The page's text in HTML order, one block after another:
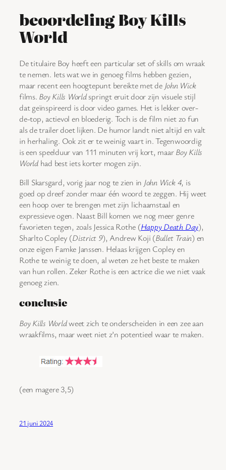
beoordeling Boy Kills
World
De titulaire Boy heeft een particular set of skills om wraak
te nemen. Iets wat we in genoeg films hebben gezien,
maar recent een hoogtepunt bereikte met de John Wick
films. Boy Kills Worldspringt eruit door zijn visuele stijl
dat geïnspireerd is door video games. Het is lekker over-
de-top, actievol en bloederig. Toch is de film niet zo fun
als de trailer doet lijken. De humor landt niet altijd en valt
in herhaling. Ook zit er te weinig vaart in. Tegenwoordig
is een speelduur van 111 minuten vrij kort, maarBoy Kills
Worldhad best iets korter mogen zijn.
Bill Skarsgard, vorig jaar nog te zien in John Wick 4, is
goed op dreef zonder maar één woord te zeggen. Hij weet
een hoop over te brengen met zijn lichaamstaal en
expressieve ogen. Naast Bill komen we nog meer genre
favorieten tegen, zoals Jessica Rothe (Happy Death Day),
Sharlto Copley (District 9), Andrew Koji (Bullet Train) en
onze eigen Famke Janssen. Helaas krijgen Copley en
Rothe te weinig te doen, al weten ze het beste te maken
van hun rollen. Zeker Rothe is een actrice die we niet vaak
genoeg zien.
conclusie
Boy Kills Worldweet zich te onderscheiden in een zee aan
wraakfilms, maar weet niet z’n potentieel waar te maken.
(een magere 3,5)
21 juni 2024